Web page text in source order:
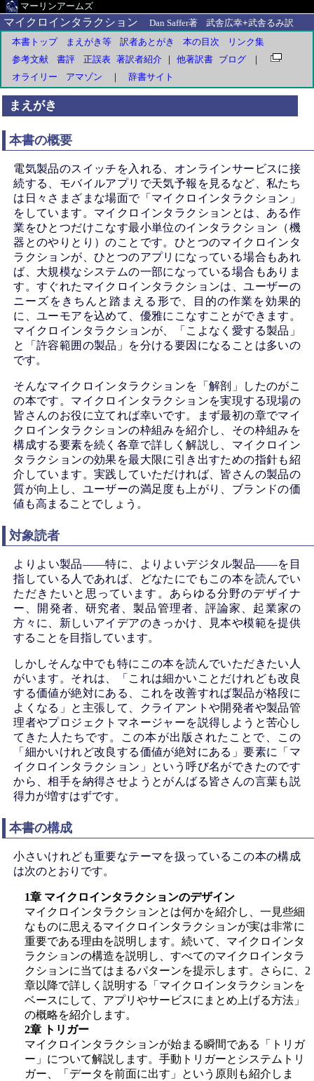
マーリンアームズ
マイクロインタラクション Dan Saffer著 武舎広幸+武舎るみ訳
本書トップ
まえがき等 訳者あとがき 本の目次
リンク集
参考文献
書評 正誤表 著訳者紹介 ｜ 他著訳書 ブログ ｜
オライリー
アマゾン ｜ 辞書サイト
まえがき
本書の概要
電気製品のスイッチを入れる、オンラインサービスに接
続する、モバイルアプリで天気予報を見るなど、私たち
は日々さまざまな場面で「マイクロインタラクション」
をしています。マイクロインタラクションとは、ある作
業をひとつだけこなす最小単位のインタラクション（機
器とのやりとり）のことです。ひとつのマイクロインタ
ラクションが、ひとつのアプリになっている場合もあれ
ば、大規模なシステムの一部になっている場合もありま
す。すぐれたマイクロインタラクションは、ユーザーの
ニーズをきちんと踏まえる形で、目的の作業を効果的
に、ユーモアを込めて、優雅にこなすことができます。
マイクロインタラクションが、「こよなく愛する製品」
と「許容範囲の製品」を分ける要因になることは多いの
です。
そんなマイクロインタラクションを「解剖」したのがこ
の本です。マイクロインタラクションを実現する現場の
皆さんのお役に立てれば幸いです。まず最初の章でマイ
クロインタラクションの枠組みを紹介し、その枠組みを
構成する要素を続く各章で詳しく解説し、マイクロイン
タラクションの効果を最大限に引き出すための指針も紹
介しています。実践していただければ、皆さんの製品の
質が向上し、ユーザーの満足度も上がり、ブランドの価
値も高まることでしょう。
対象読者
よりよい製品——特に、よりよいデジタル製品——を目
指している人であれば、どなたにでもこの本を読んでい
ただきたいと思っています。あらゆる分野のデザイナ
ー、開発者、研究者、製品管理者、評論家、起業家の
方々に、新しいアイデアのきっかけ、見本や模範を提供
することを目指しています。
しかしそんな中でも特にこの本を読んでいただきたい人
がいます。それは、「これは細かい ことだけれども改良
する価値が絶対にある、これを改善すれば製品が格段に
よくなる」と主張して、クライアントや開発者や製品管
理者やプロジェクトマネージャーを説得しようと苦心し
てきた人たちです。この本が出版されたことで、この
「細かいけれど改良する価値が絶対にある」要素に「マ
イクロインタラクション」という呼び名ができたのです
から、相手を納得させようとがんばる皆さんの言葉も説
得力が増すはずです。
本書の構成
小さいけれども重要なテーマを扱っているこの本の構成
は次のとおりです。
1章 マイクロインタラクションのデザイン
マイクロインタラクションとは何かを紹介し、一見些細
なものに思えるマイクロインタラクションが実は非常に
重要である理由を説明します。続いて、マイクロインタ
ラクションの構造を説明し、すべてのマイクロインタラ
クションに当てはまるパターンを提示します。さらに、2
章以降で詳しく説明する「マイクロインタラクションを
ベースにして、アプリやサービスにまとめ上げる方法」
の概略を紹介します。
2章 トリガー
マイクロインタラクションが始まる瞬間である「トリガ
ー」について解説します。手動トリガーとシステムトリ
ガー、「データを前面に出す」という原則も紹介しま